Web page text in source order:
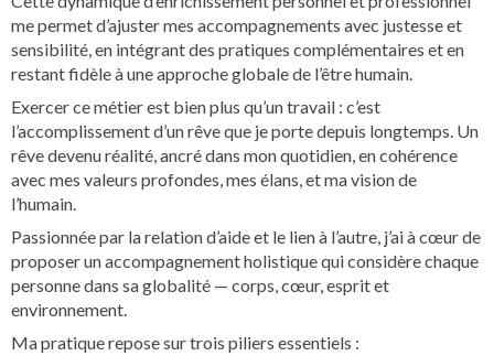
me permet d’ajuster mes accompagnements avec justesse et
sensibilité, en intégrant des pratiques complémentaires et en
restant fidèle à une approche globale de l’être humain.
Exercer ce métier est bien plus qu’un travail : c’est
l’accomplissement d’un rêve que je porte depuis longtemps. Un
rêve devenu réalité, ancré dans mon quotidien, en cohérence
avec mes valeurs profondes, mes élans, et ma vision de
l’humain.
Passionnée par la relation d’aide et le lien à l’autre, j’ai à cœur de
proposer un accompagnement holistique qui considère chaque
personne dans sa globalité — corps, cœur, esprit et
environnement.
Ma pratique repose sur trois piliers essentiels :